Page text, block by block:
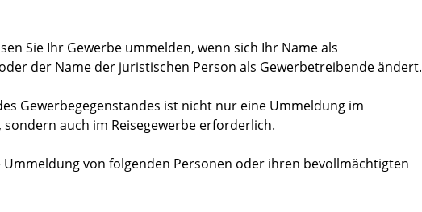
Sie Ihr Gewerbe ummelden, wenn sich Ihr Name als
der Name der juristischen Person als Gewerbetreibende ändert.
Gewerbegegenstandes ist nicht nur eine Ummeldung im
auch im Reisegewerbe erforderlich.
von folgenden Personen oder ihren bevollmächtigten